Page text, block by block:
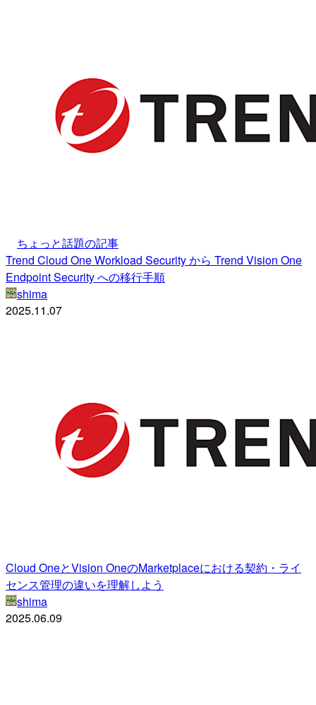
ちょっと話題の記事
Trend Cloud One Workload Security から Trend Vision One
Endpoint Security への移行手順
shima
2025.11.07
Cloud OneとVision OneのMarketplaceにおける契約・ライ
センス管理の違いを理解しよう
shima
2025.06.09